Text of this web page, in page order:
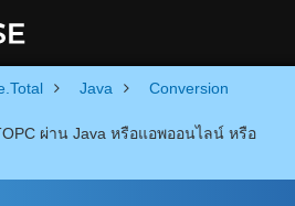
Java Conversion
ผ่าน Java หรือแอพออนไลน์ หรือ